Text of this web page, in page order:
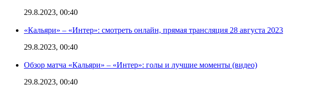
29.8.2023, 00:40
«Кальяри» – «Интер»: смотреть онлайн, прямая трансляция 28 августа 2023
29.8.2023, 00:40
Обзор матча «Кальяри» – «Интер»: голы и лучшие моменты (видео)
29.8.2023, 00:40